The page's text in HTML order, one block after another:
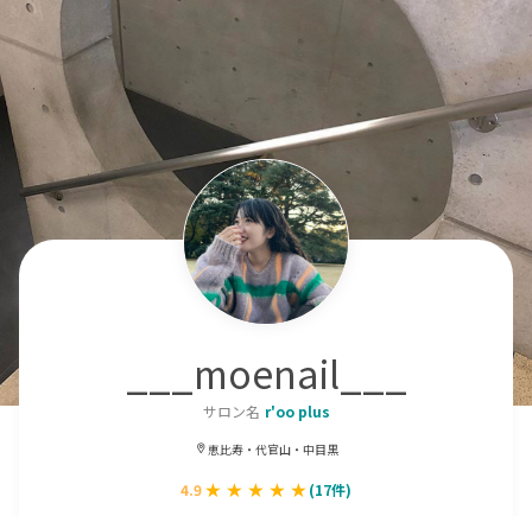
___moenail___
サロン名 r'oo plus
恵比寿・代官山・中目黒
4.9 (17件)